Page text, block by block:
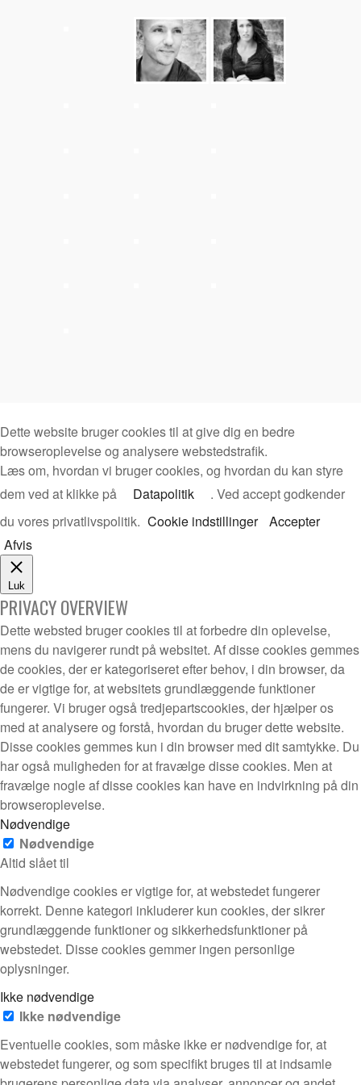
Dette website bruger cookies til at give dig en bedre
browseroplevelse og analysere webstedstrafik.
Læs om, hvordan vi bruger cookies, og hvordan du kan styre
dem ved at klikke på
Datapolitik
. Ved accept godkender
du vores privatlivspolitik. Cookie indstillinger
Accepter
Afvis
Luk
PRIVACY OVERVIEW
Dette websted bruger cookies til at forbedre din oplevelse,
mens du navigerer rundt på websitet. Af disse cookies gemmes
de cookies, der er kategoriseret efter behov, i din browser, da
de er vigtige for, at websitets grundlæggende funktioner
fungerer. Vi bruger også tredjepartscookies, der hjælper os
med at analysere og forstå, hvordan du bruger dette website.
Disse cookies gemmes kun i din browser med dit samtykke. Du
har også muligheden for at fravælge disse cookies. Men at
fravælge nogle af disse cookies kan have en indvirkning på din
browseroplevelse.
Nødvendige
Nødvendige
Altid slået til
Nødvendige cookies er vigtige for, at webstedet fungerer
korrekt. Denne kategori inkluderer kun cookies, der sikrer
grundlæggende funktioner og sikkerhedsfunktioner på
webstedet. Disse cookies gemmer ingen personlige
oplysninger.
Ikke nødvendige
Ikke nødvendige
Eventuelle cookies, som måske ikke er nødvendige for, at
webstedet fungerer, og som specifikt bruges til at indsamle